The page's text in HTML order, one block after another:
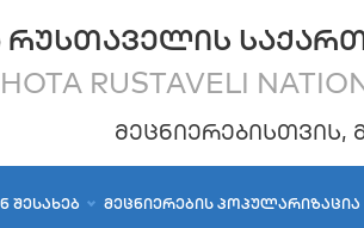
RUSTAVELI
ᲨᲔᲡᲐᲮᲔᲑ ᲛᲔᲪᲜᲘᲔᲠᲔᲑᲘᲡ ᲞᲝᲞᲣᲚᲐᲠᲘᲖᲐᲪᲘᲐ